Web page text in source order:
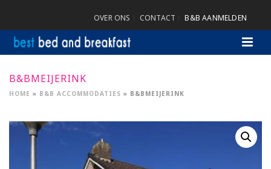
OVER ONS CONTACT B&B AANMELDEN
B&BMEIJERINK
HOME » B&B ACCOMMODATIES » B&BMEIJERINK